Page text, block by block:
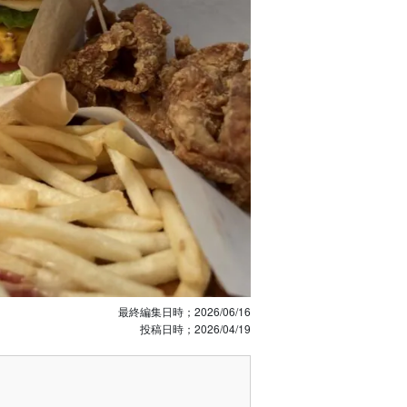
最終編集日時； 2026/06/16
投稿日時； 2026/04/19